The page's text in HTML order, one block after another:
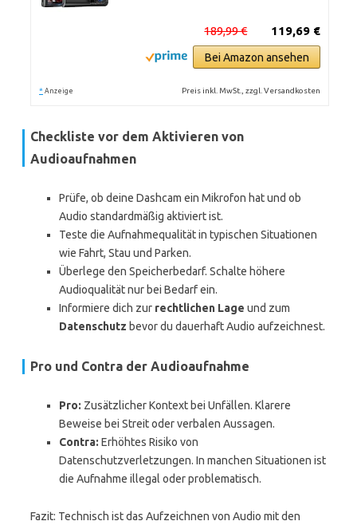
119,69 €
189,99 €
Bei Amazon ansehen
* Anzeige Preis inkl. MwSt., zzgl. Versandkosten
Checkliste vor dem Aktivieren von
Audioaufnahmen
Prüfe, ob deine Dashcam ein Mikrofon hat und ob
Audio standardmäßig aktiviert ist.
Teste die Aufnahmequalität in typischen Situationen
wie Fahrt, Stau und Parken.
Überlege den Speicherbedarf. Schalte höhere
Audioqualität nur bei Bedarf ein.
Informiere dich zur rechtlichen Lage und zum
Datenschutz bevor du dauerhaft Audio aufzeichnest.
Pro und Contra der Audioaufnahme
Pro: Zusätzlicher Kontext bei Unfällen. Klarere
Beweise bei Streit oder verbalen Aussagen.
Contra: Erhöhtes Risiko von
Datenschutzverletzungen. In manchen Situationen ist
die Aufnahme illegal oder problematisch.
Fazit: Technisch ist das Aufzeichnen von Audio mit den